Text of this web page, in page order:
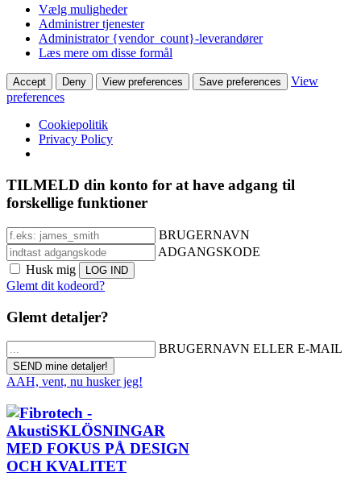
Vælg muligheder
Administrer tjenester
Administrator {vendor_count}-leverandører
Læs mere om disse formål
Accept Deny View preferences Save preferences
View
preferences
Cookiepolitik
Privacy Policy
TILMELD din konto for at have adgang til
forskellige funktioner
BRUGERNAVN
ADGANGSKODE
Husk mig
Glemt dit kodeord?
Glemt detaljer?
BRUGERNAVN ELLER E-MAIL
AAH, vent, nu husker jeg!